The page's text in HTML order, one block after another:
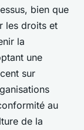
bien que
les droits et
la
une
sur
au
de la